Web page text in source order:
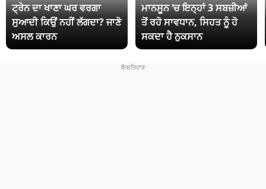
ਟ੍ਰੇਨ ਦਾ ਖਾਣਾ ਘਰ ਵਰਗਾ
ਸੁਆਦੀ ਕਿਉਂ ਨਹੀਂ ਲੱਗਦਾ? ਜਾਣੋ
ਅਸਲ ਕਾਰਨ
ਮਾਨਸੂਨ ‘ਚ ਇਨ੍ਹਾਂ 3 ਸਬਜ਼ੀਆਂ
ਤੋਂ ਰਹੋ ਸਾਵਧਾਨ, ਸਿਹਤ ਨੂੰ ਹੋ
ਸਕਦਾ ਹੈ ਨੁਕਸਾਨ